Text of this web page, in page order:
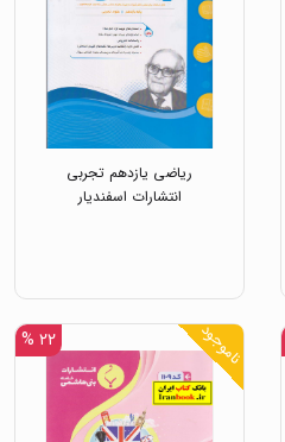
ریاضی یازدهم تجربی
انتشارات اسفندیار
ناموجود ۲۲ %